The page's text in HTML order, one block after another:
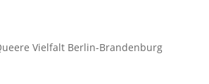
Vielfalt Berlin-Brandenburg